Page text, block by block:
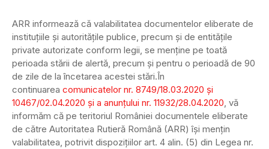
ARR informează că valabilitatea documentelor eliberate de
instituțiile şi autoritățile publice, precum şi de entităţile
private autorizate conform legii, se menţine pe toată
perioada stării de alertă, precum şi pentru o perioadă de 90
de zile de la încetarea acestei stări.În
continuarea comunicatelor nr. 8749/18.03.2020 și
10467/02.04.2020 și a anunțului nr. 11932/28.04.2020, vă
informăm că pe teritoriul României documentele eliberate
de către Autoritatea Rutieră Română (ARR) își mențin
valabilitatea, potrivit dispozițiilor art. 4 alin. (5) din Legea nr.